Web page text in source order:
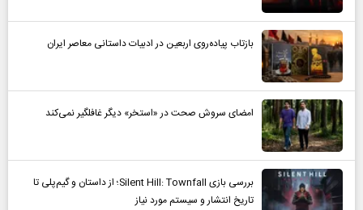
بازتاب پیاده‌روی اربعین در ادبیات داستانی معاصر ایران
امضای سروش صحت در «استخر» دیگر غافلگیر نمی‌کند
بررسی بازی Silent Hill: Townfall؛ از داستان و گیم‌پلی تا
تاریخ انتشار و سیستم مورد نیاز